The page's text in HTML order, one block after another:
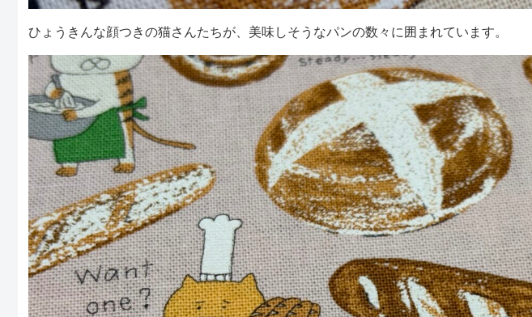
ひょうきんな顔つきの猫さんたちが、美味しそうなパンの数々に囲まれています。